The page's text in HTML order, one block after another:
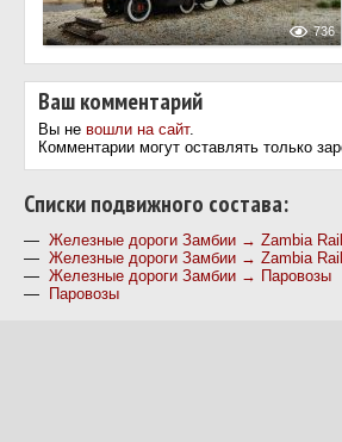
736
Ваш комментарий
Вы не вошли на сайт.
Комментарии могут оставлять только
Cписки подвижного состава:
— Железные дороги Замбии → Zambia
— Железные дороги Замбии → Zambia
— Железные дороги Замбии → Паровозы
—
Паровозы